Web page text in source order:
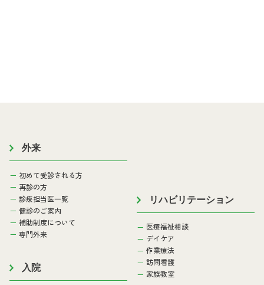
外来
初めて受診される方
再診の方
診療担当医一覧
健診のご案内
補助制度について
専門外来
入院
リハビリテーション
医療福祉相談
デイケア
作業療法
訪問看護
家族教室